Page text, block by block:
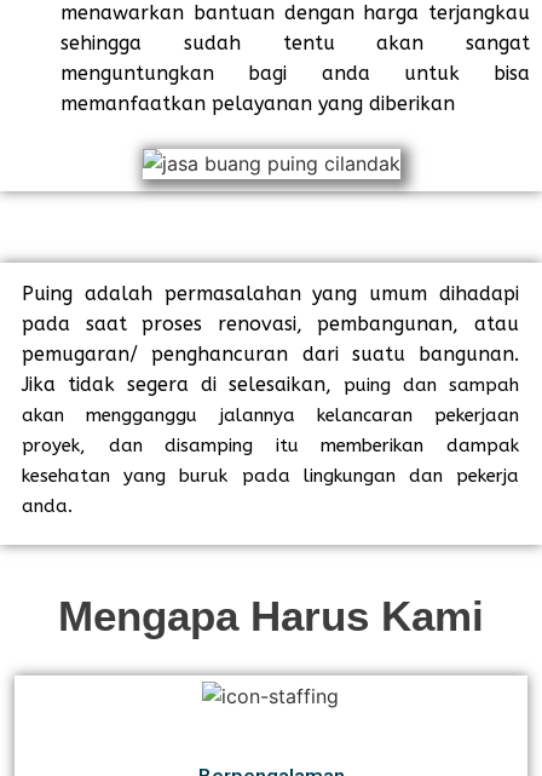
menawarkan bantuan dengan harga terjangkau
sehingga sudah tentu akan sangat
menguntungkan bagi anda untuk bisa
memanfaatkan pelayanan yang diberikan
Puing adalah permasalahan yang umum dihadapi
pada saat proses renovasi, pembangunan, atau
pemugaran/ penghancuran dari suatu bangunan.
Jika tidak segera di selesaikan, puing dan sampah
akan mengganggu jalannya kelancaran pekerjaan
proyek, dan disamping itu memberikan dampak
kesehatan yang buruk pada lingkungan dan pekerja
anda.
Mengapa Harus Kami​